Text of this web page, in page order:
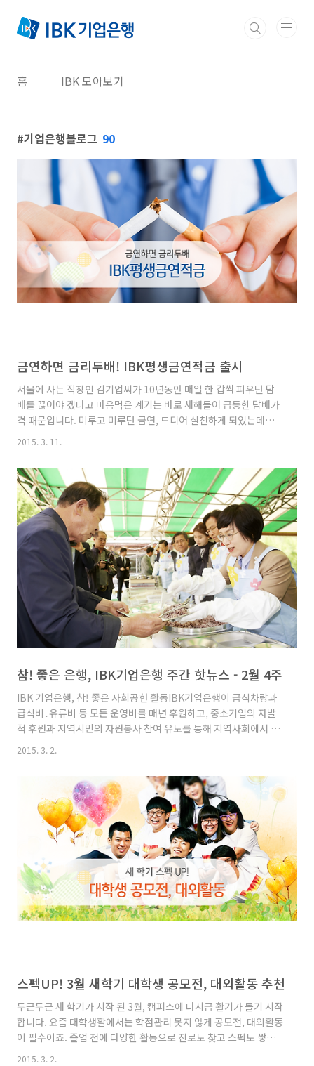
홈 IBK 모아보기
기업은행블로그 90
금연하면 금리두배! IBK평생금연적금 출시
서울에 사는 직장인 김기업씨가 10년동안 매일 한 갑씩 피우던 담
배를 끊어야 겠다고 마음먹은 계기는 바로 새해들어 급등한 담배가
격 때문입니다. 미루고 미루던 금연, 드디어 실천하게 되었는데요.
바꿔주는 기발한 상품, IBK평생금연적금에 넣어보세요! 1년제 자
유적립식 상품으로 월100만원 이내로 적립할 수 있고, 금연을 실천
해 보건소에서 발급하는 금연성공 확인서류를 제출하면 연 0.5%포
인트의 우대금리를 적용받습니다. 자동이체를 180회 이상 하는 경
우에도 연 1.0%포인트의 우대금리를 추가로 받을 수 있어 최고 연
2.5%의 금리를 받을 수 있다는 점! 또한 일정조..
2015. 3. 11.
참! 좋은 은행, IBK기업은행 주간 핫뉴스 - 2월 4주
IBK 기업은행, 참! 좋은 사회공헌 활동IBK기업은행이 급식차량과
급식비․유류비 등 모든 운영비를 매년 후원하고, 중소기업의 자발
적 후원과 지역시민의 자원봉사 참여 유도를 통해 지역사회에서 지
속적 운영을 하고 있는 ‘참! 좋은 사랑의 밥차’는 서귀포를 시작으로
자원봉사센터와 연계해 독거노인 등 소외계층을 대상으로 하는 무
료급식을 정기적으로 실시하고 있으며 세월호 참사와 강릉폭설과
같은 국가재난 발생시 재난 지역에 파견돼 자원봉사자들에게 무료
급식을 지원 하는 등의 다양한 경우에 쓰이고 있다. 기업은행, 4000
억원 규모 상각형 조건부자본증권 발행기업은행(024110)(13,650
원 0 0.00%)은 운영자금 마련을 위해 4000억원 규모의 ..
2015. 3. 2.
스펙UP! 3월 새학기 대학생 공모전, 대외활동 추천
두근두근 새 학기가 시작 된 3월, 캠퍼스에 다시금 활기가 돌기 시작
합니다. 요즘 대학생활에서는 학점관리 못지 않게 공모전, 대외활동
이 필수이죠. 졸업 전에 다양한 활동으로 진로도 찾고 스펙도 쌓을
수 있어서 인기입니다. 3월에 도전해볼만한 대학생 공모전, 대외활
2015. 3. 2.